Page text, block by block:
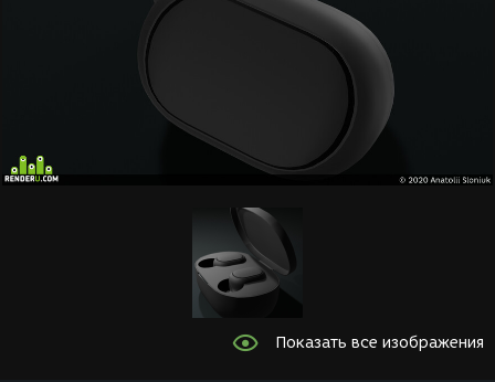
Показать все изображения